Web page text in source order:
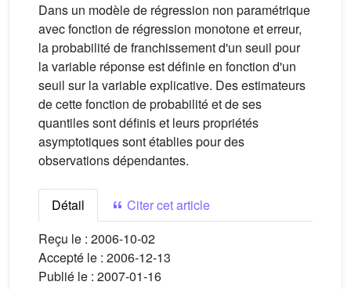
Dans un modèle de régression non paramétrique
avec fonction de régression monotone et erreur,
la probabilité de franchissement d'un seuil pour
la variable réponse est définie en fonction d'un
seuil sur la variable explicative. Des estimateurs
de cette fonction de probabilité et de ses
quantiles sont définis et leurs propriétés
asymptotiques sont établies pour des
observations dépendantes.
Détail
Citer cet article
Reçu le : 2006-10-02
Accepté le : 2006-12-13
Publié le : 2007-01-16